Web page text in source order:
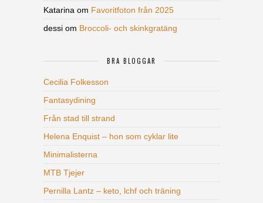
Katarina om Favoritfoton från 2025
dessi om Broccoli- och skinkgratäng
BRA BLOGGAR
Cecilia Folkesson
Fantasydining
Från stad till strand
Helena Enquist – hon som cyklar lite
Minimalisterna
MTB Tjejer
Pernilla Lantz – keto, lchf och träning